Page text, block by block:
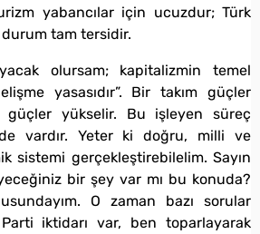
yabancılar için ucuzdur; Türk
tam tersidir.
olursam; kapitalizmin temel
yasasıdır”. Bir takım güçler
güçler yükselir. Bu işleyen süreç
vardır. Yeter ki doğru, milli ve
sistemi gerçekleştirebilelim. Sayın
bir şey var mı bu konuda?
O zaman bazı sorular
iktidarı var, ben toparlayarak